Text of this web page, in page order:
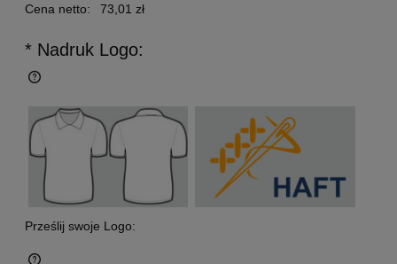
Cena netto:
73,01 zł
* Nadruk Logo:
Prześlij swoje Logo: